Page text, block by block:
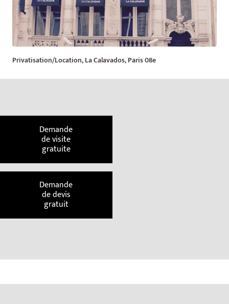
Privatisation/Location, La Calavados, Paris 08e
Demande
de visite
gratuite
Demande
de devis
gratuit